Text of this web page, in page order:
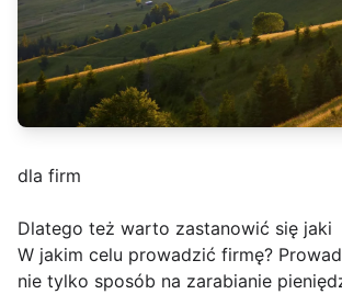
dla firm
Dlatego też warto zastanowić się jaki
W jakim celu prowadzić firmę?
nie tylko sposób na zarabianie